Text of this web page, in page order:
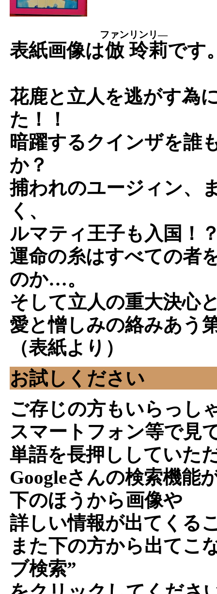
表紙画像は倣
ファン
玲莉
リンリ―
です
花鹿と立人を逃がす為
た！！
暗躍するクインザを誰
か？
捕われのユージィン、
く、
ルマティ王子も入国！
運命の糸はすべての者
のか…。
そして立人の重大決心
愛と憎しみの絡みあう
（表紙より）
お試しください
ご存じの方もいらっし
スマートフォン等で見
単語を長押ししていた
Googleさんの検索機能
下のほうから画像や
詳しい情報が出てくる
また下の方から出てこ
ブ検索”